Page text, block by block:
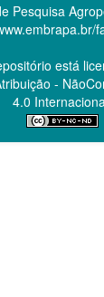
Pesquisa
está
-
4.0